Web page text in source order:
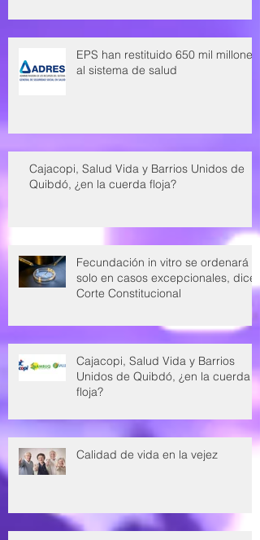
EPS han restituido 650 mil millones
al sistema de salud
Cajacopi, Salud Vida y Barrios Unidos de
Quibdó, ¿en la cuerda floja?
Fecundación in vitro se ordenará
solo en casos excepcionales, dice
Corte Constitucional
Cajacopi, Salud Vida y Barrios
Unidos de Quibdó, ¿en la cuerda
floja?
Calidad de vida en la vejez